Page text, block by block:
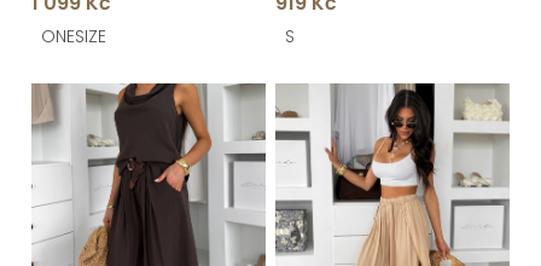
ů
overal AZURIO
ONESIZE S